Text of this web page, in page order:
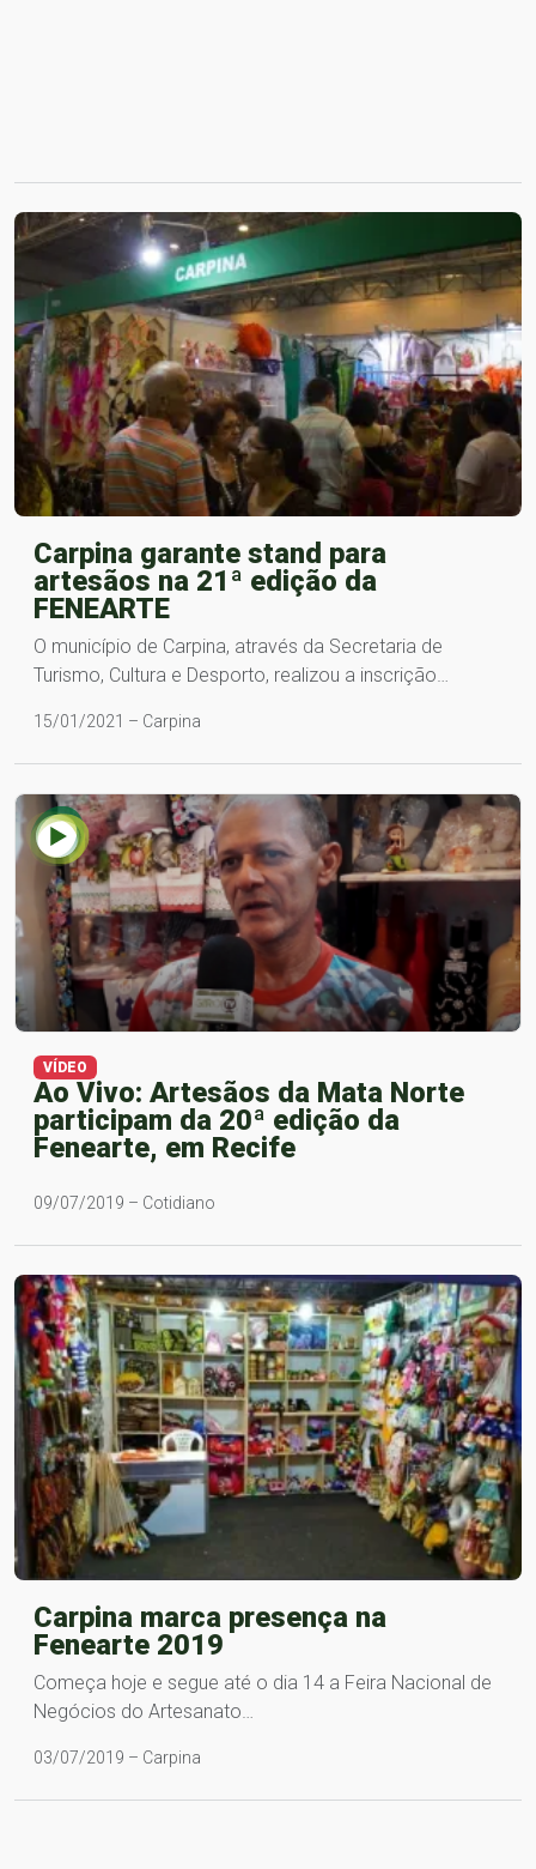
Carpina garante stand para
artesãos na 21ª edição da
FENEARTE
O município de Carpina, através da Secretaria de
Turismo, Cultura e Desporto, realizou a inscrição…
15/01/2021 – Carpina
VÍDEO
Ao Vivo: Artesãos da Mata Norte
participam da 20ª edição da
Fenearte, em Recife
09/07/2019 – Cotidiano
Carpina marca presença na
Fenearte 2019
Começa hoje e segue até o dia 14 a Feira Nacional de
Negócios do Artesanato…
03/07/2019 – Carpina